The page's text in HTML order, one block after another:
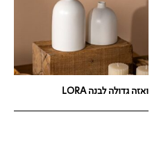
ואזה גדולה לבנה LORA